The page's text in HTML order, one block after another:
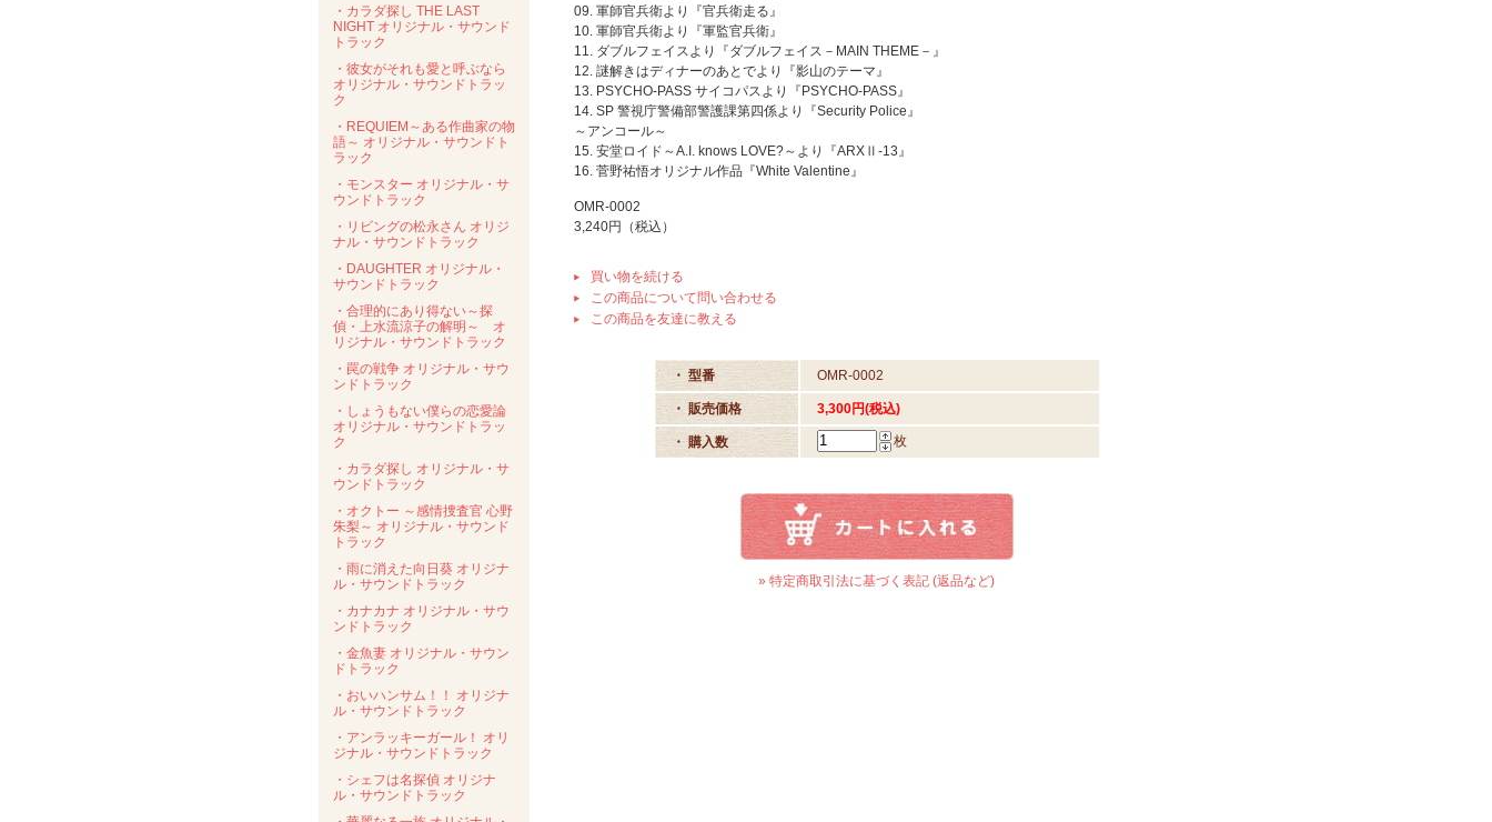
・カラダ探し THE LAST
NIGHT オリジナル・サウンド
トラック
・彼女がそれも愛と呼ぶなら
オリジナル・サウンドトラッ
ク
・REQUIEM～ある作曲家の物
語～ オリジナル・サウンドト
ラック
・モンスター オリジナル・サ
ウンドトラック
・リビングの松永さん オリジ
ナル・サウンドトラック
・DAUGHTER オリジナル・
サウンドトラック
・合理的にあり得ない～探
偵・上水流涼子の解明～ オ
リジナル・サウンドトラック
・罠の戦争 オリジナル・サウ
ンドトラック
・しょうもない僕らの恋愛論
オリジナル・サウンドトラッ
ク
・カラダ探し オリジナル・サ
ウンドトラック
・オクトー ～感情捜査官 心野
朱梨～ オリジナル・サウンド
トラック
・雨に消えた向日葵 オリジナ
ル・サウンドトラック
・カナカナ オリジナル・サウ
ンドトラック
・金魚妻 オリジナル・サウン
ドトラック
・おいハンサム！！ オリジナ
ル・サウンドトラック
・アンラッキーガール！ オリ
ジナル・サウンドトラック
・シェフは名探偵 オリジナ
ル・サウンドトラック
09. 軍師官兵衛より『官兵衛走る』
10. 軍師官兵衛より『軍監官兵衛』
11. ダブルフェイスより『ダブルフェイス－MAIN THEME－』
12. 謎解きはディナーのあとでより『影山のテーマ』
13. PSYCHO-PASS サイコパスより『PSYCHO-PASS』
14. SP 警視庁警備部警護課第四係より『Security Police』
～アンコール～
15. 安堂ロイド～A.I. knows LOVE?～より『ARXⅡ-13』
16. 菅野祐悟オリジナル作品『White Valentine』
OMR-0002
3,240円（税込）
買い物を続ける
この商品について問い合わせる
この商品を友達に教える
・ 型番 OMR-0002
・ 販売価格 3,300円(税込)
・ 購入数 枚
» 特定商取引法に基づく表記 (返品など)